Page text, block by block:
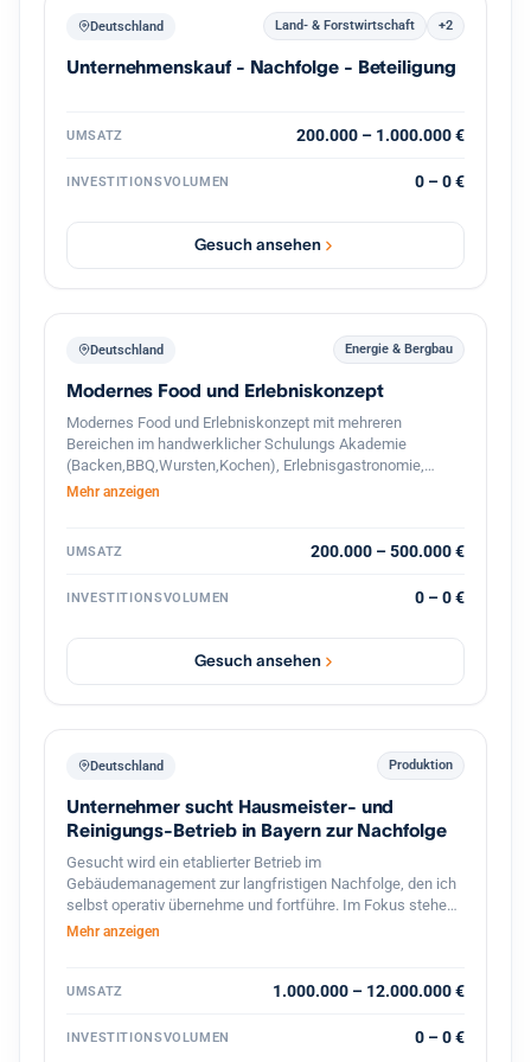
Deutschland Land- & Forstwirtschaft +2
Unternehmenskauf - Nachfolge - Beteiligung
UMSATZ 200.000 – 1.000.000 €
INVESTITIONSVOLUMEN 0 – 0 €
Gesuch ansehen
Deutschland Energie & Bergbau
Modernes Food und Erlebniskonzept
Modernes Food und Erlebniskonzept mit mehreren
Bereichen im handwerklicher Schulungs Akademie
(Backen,BBQ,Wursten,Kochen), Erlebnisgastronomie,
Streetfood und hochwertigem Handel. Das Unternehmen
exklusiver Vertrieb hochwertiger französischer Mehle mit
Systemkonzepte. Vorhanden sind bereits etablierte
Veranstaltungen, Onlinehandel sowie verschiedene Ausbau
und Skalierungsmöglichkeiten. Gesucht wird ein Investor
oder strategischer Partner zur Weiterentwicklung der
Mehr anzeigen
UMSATZ 200.000 – 500.000 €
INVESTITIONSVOLUMEN 0 – 0 €
Gesuch ansehen
Deutschland Produktion
Unternehmer sucht Hausmeister- und
Reinigungs-Betrieb in Bayern zur Nachfolge
Gesucht wird ein etablierter Betrieb im
Gebäudemanagement zur langfristigen Nachfolge, den ich
selbst operativ übernehme und fortführe. Im Fokus stehen
Hausmeister- und Facility-Services, Gebäudereinigung,
Interessant sind ertragsstarke Betriebe mit
Kundenstamm ohne Abhängigkeit von einzelnen
Mehr anzeigen
UMSATZ 1.000.000 – 12.000.000 €
INVESTITIONSVOLUMEN 0 – 0 €